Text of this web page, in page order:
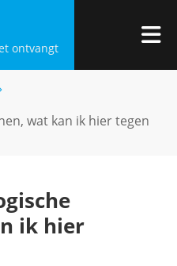
ontvangt
wat kan ik hier tegen
ik hier